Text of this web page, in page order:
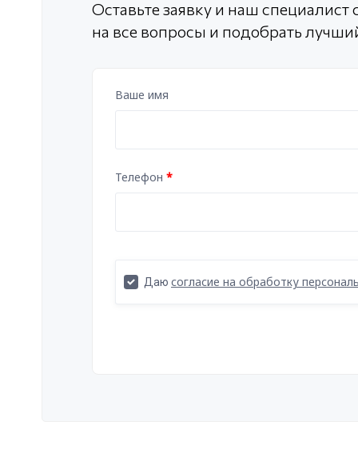
Оставьте заявку и наш специалист
на все вопросы и подобрать